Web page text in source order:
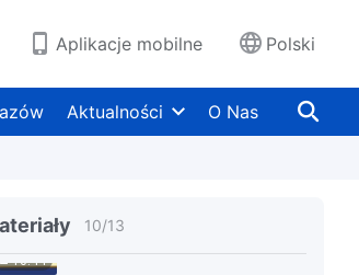
Aplikacje mobilne Polski
Aktualności O Nas
10/13
Chrystusa na początku:
Rozdział 36”
10:44
Chrystusa na początku:
Rozdział 70”